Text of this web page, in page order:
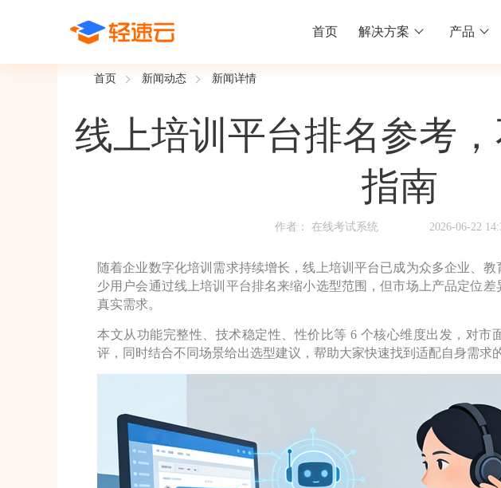
首页 解决方案
线下考试
认证考试
岗位认证、职业资格认证、技能考核认证
学生测验、员工考核、培训考试
新员工培训
搭建新员工入职培训体系
岗位培训
搭建专属知识店铺、实现知识变现
题库刷题、每日一练、打卡练习
产品
在线考试系统
阅卷中心
准考证管理
电子证书
题库系统
在线培训系统
课程商城
精选优课助力学习
题库中心
千道好题供您挑选
新闻动态 快速入门
快速掌握轻速云组织培训考试的流程
考试客户端下载
首页 新闻动态 新闻详情
线上培训平台排名参考
指南
作者： 在线考试系统 2026-06-22
随着企业数字化培训需求持续增长，线上培训平台已成为众多企业、
少用户会通过线上培训平台排名来缩小选型范围，但市场上产品定位
真实需求。
本文从功能完整性、技术稳定性、性价比等 6 个核心维度出发，对市
评，同时结合不同场景给出选型建议，帮助大家快速找到适配自身需求